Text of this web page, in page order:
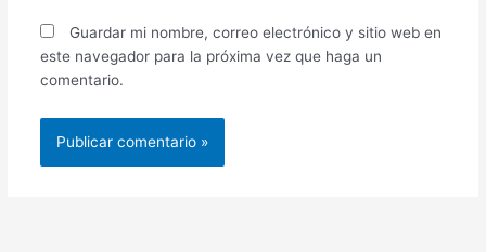
Guardar mi nombre, correo electrónico y sitio web en
este navegador para la próxima vez que haga un
comentario.